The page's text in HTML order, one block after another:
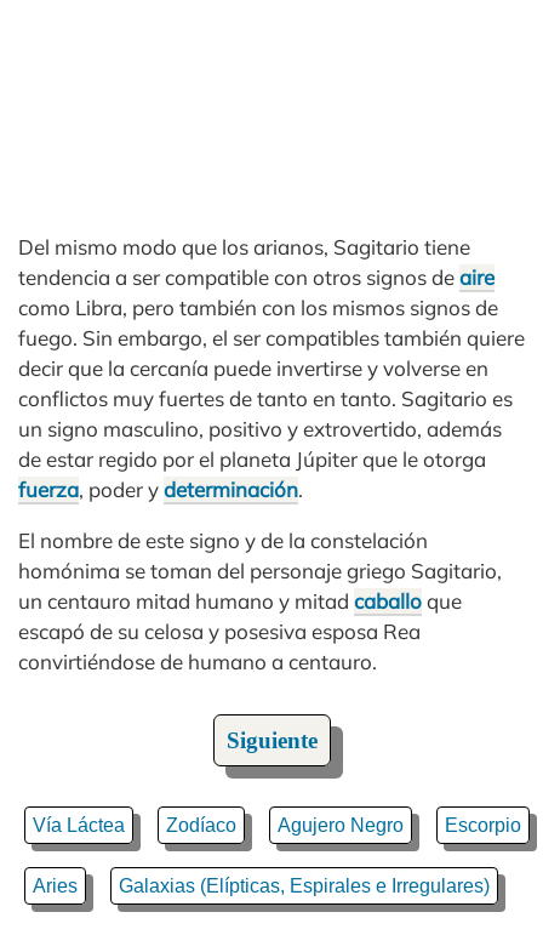
Del mismo modo que los arianos, Sagitario tiene
tendencia a ser compatible con otros signos deaire
como Libra, pero también con los mismos signos de
fuego. Sin embargo, el ser compatibles también quiere
decir que la cercanía puede invertirse y volverse en
conflictos muy fuertes de tanto en tanto. Sagitario es
un signo masculino, positivo y extrovertido, además
de estar regido por el planeta Júpiter que le otorga
fuerza, poder ydeterminación.
El nombre de este signo y de la constelación
homónima se toman del personaje griego Sagitario,
un centauro mitad humano y mitad caballoque
escapó de su celosa y posesiva esposa Rea
convirtiéndose de humano a centauro.
Siguiente
Vía Láctea Zodíaco Agujero Negro Escorpio
Aries Galaxias (Elípticas, Espirales e Irregulares)